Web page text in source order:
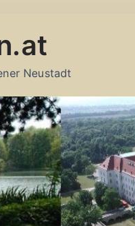
Neustadt